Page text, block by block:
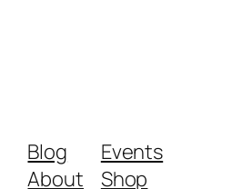
Blog
About
Events
Shop